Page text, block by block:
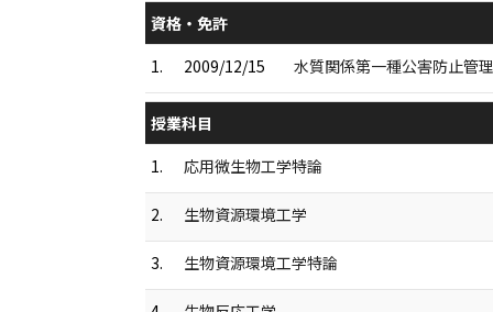
資格・免許
1.
2009/12/15 水質関係第一種公害防止管
授業科目
1.
応用微生物工学特論
2. 生物資源環境工学
3. 生物資源環境工学特論